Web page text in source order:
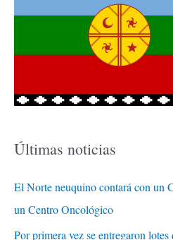
Últimas noticias
El Norte neuquino contará con un
un Centro Oncológico
Por primera vez se entregaron